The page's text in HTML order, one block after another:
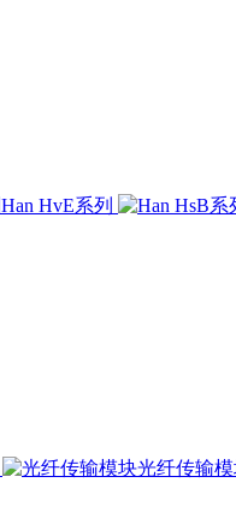
Han HvE系列
光纤传输